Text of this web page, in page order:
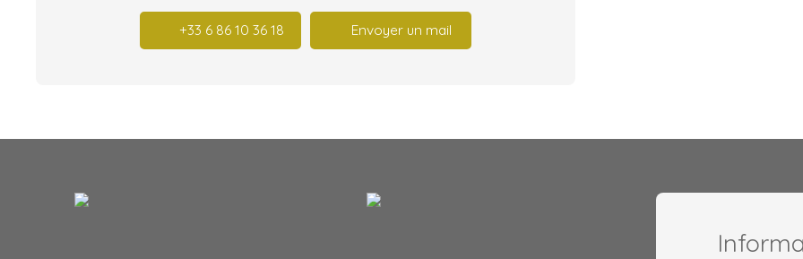
+33 6 86 10 36 18 Envoyer un mail